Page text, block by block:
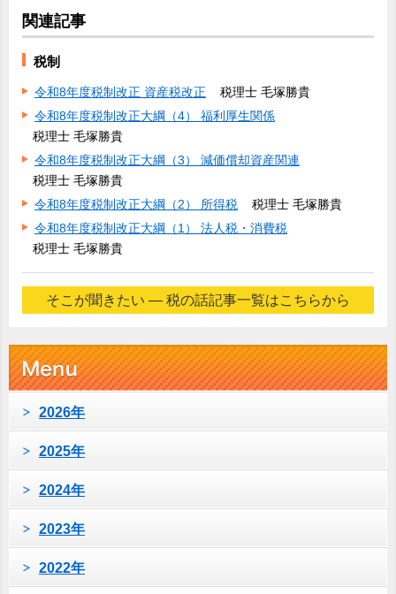
関連記事
税制
令和8年度税制改正 資産税改正
税理士 毛塚勝貴
令和8年度税制改正大綱（4） 福利厚生関係
税理士 毛塚勝貴
令和8年度税制改正大綱（3） 減価償却資産関連
税理士 毛塚勝貴
令和8年度税制改正大綱（2） 所得税
税理士 毛塚勝貴
令和8年度税制改正大綱（1） 法人税・消費税
税理士 毛塚勝貴
そこが聞きたい ― 税の話記事一覧はこちらから
2026年
2025年
2024年
2023年
2022年